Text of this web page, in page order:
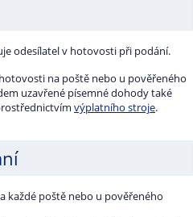
odesílatel v hotovosti při podání.
na poště nebo u pověřeného
uzavřené písemné dohody také
výplatního stroje.
každé poště nebo u pověřeného